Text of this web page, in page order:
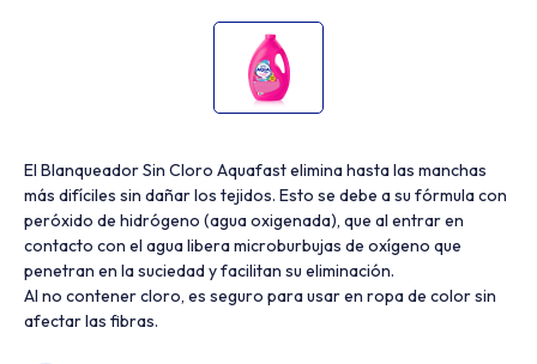
El Blanqueador Sin Cloro Aquafast elimina hasta las manchas
más difíciles sin dañar los tejidos. Esto se debe a su fórmula con
peróxido de hidrógeno (agua oxigenada), que al entrar en
contacto con el agua libera microburbujas de oxígeno que
penetran en la suciedad y facilitan su eliminación.
Al no contener cloro, es seguro para usar en ropa de color sin
afectar las fibras.